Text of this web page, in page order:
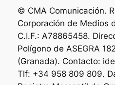
© CMA Comunicación.
Corporación de Medios
C.I.F.: A78865458.
Polígono de ASEGRA
(Granada). Contacto:
Tlf: +34 958 809 809.